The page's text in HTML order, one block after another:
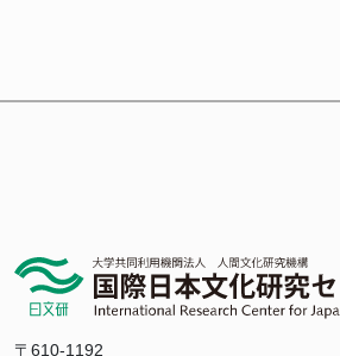
〒610-1192